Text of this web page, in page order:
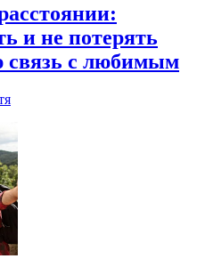
и не потерять
связь с любимым